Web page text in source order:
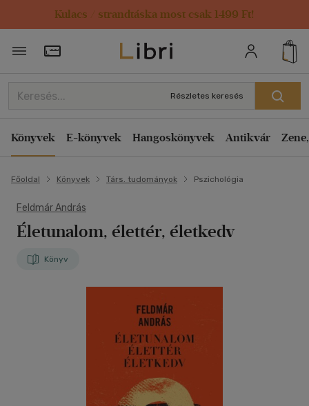
Kulacs / strandtáska most csak 1499 Ft!
Törzsvásárlói Kártya adatai
Részletes keresés
Könyvek E-könyvek Hangoskönyvek Antikvár
Főoldal Könyvek Társ. tudományok Pszichológia
Feldmár András
Életunalom, élettér, életkedv
Könyv